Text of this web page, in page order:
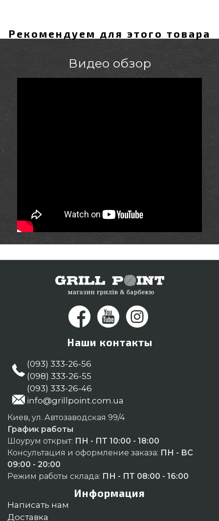
Рекомендуем для этого товара
Видео обзор
Наши контакты
(093) 333-26-56
(098) 333-26-55
(093) 333-26-46
info@grillpoint.com.ua
Киев, ул. Автозаводская 99/4
График работы
Шоурум открыт: ПН - ПТ 10:00 - 18:00
Консультация и оформление заказа: ПН - ВС
09:00 - 20:00
Режим работы склада: ПН - ПТ 08:00 - 16:00
Информация
Написать нам
Доставка